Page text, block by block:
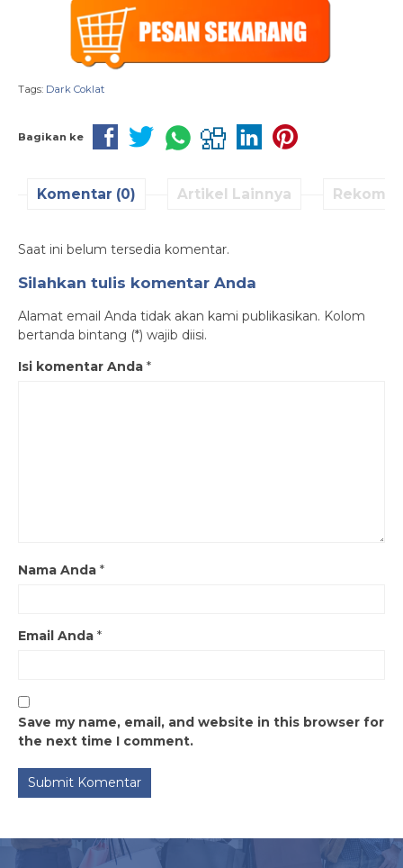
Tags: Dark Coklat
Bagikan ke
Komentar (0) Artikel Lainnya
Saat ini belum tersedia komentar.
Silahkan tulis komentar Anda
Alamat email Anda tidak akan kami publikasikan. Kolom
bertanda bintang (*) wajib diisi.
Isi komentar Anda *
Nama Anda *
Email Anda *
Save my name, email, and website in this browser for
the next time I comment.